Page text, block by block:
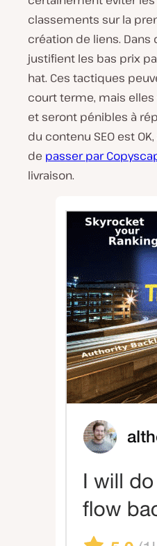
classements sur la
création de liens.
justifient les bas prix
hat. Ces tactiques
court terme, mais
et seront pénibles à
du contenu SEO est
de passer par
livraison.